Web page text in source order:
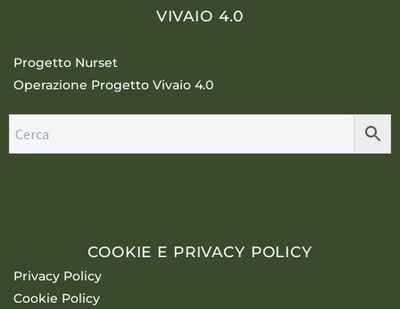
VIVAIO 4.0
Progetto Nurset
Operazione Progetto Vivaio 4.0
COOKIE E PRIVACY POLICY
Privacy Policy
Cookie Policy